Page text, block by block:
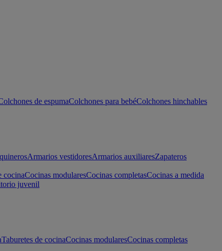
de espumaColchones para bebéColchones hinchables
Armarios vestidoresArmarios auxiliaresZapateros
cocinaCocinas modularesCocinas completasCocinas a medida
juvenil
Taburetes de cocinaCocinas modularesCocinas completas